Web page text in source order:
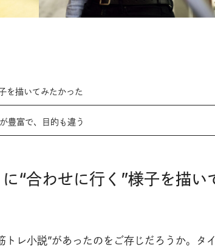
を描いてみたかった
豊富で、目的も違う
“合わせに行く”様子を描い
レ小説”があったのをご存じだろうか。タ